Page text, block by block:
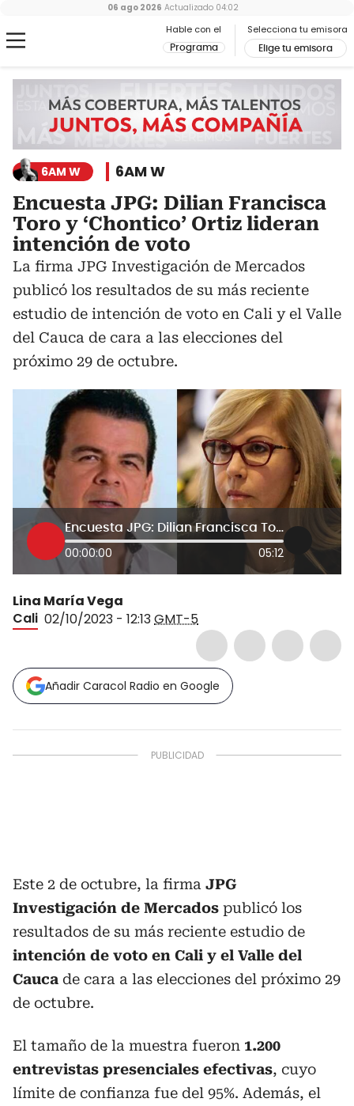
Hable con el
Programa
Selecciona tu emisora
Elige tu emisora
06 ago 2026 Actualizado 04:02
6AM W 6AM W
Encuesta JPG: Dilian Francisca
Toro y ‘Chontico’ Ortiz lideran
intención de voto
La firma JPG Investigación de Mercados
publicó los resultados de su más reciente
estudio de intención de voto en Cali y el Valle
del Cauca de cara a las elecciones del
próximo 29 de octubre.
Encuesta JPG: Dilian Francisca Toro y ‘Chontico’ Ortiz lideran intención de voto
00:00:00 05:12
Lina María Vega
Cali 02/10/2023 - 12:13GMT-5
Añadir Caracol Radio en Google
Este 2 de octubre, la firma JPG
Investigación de Mercados publicó los
resultados de su más reciente estudio de
intención de voto en Cali y el Valle del
Cauca de cara a las elecciones del próximo 29
de octubre.
El tamaño de la muestra fueron 1.200
entrevistas presenciales efectivas, cuyo
límite de confianza fue del 95%. Además, el